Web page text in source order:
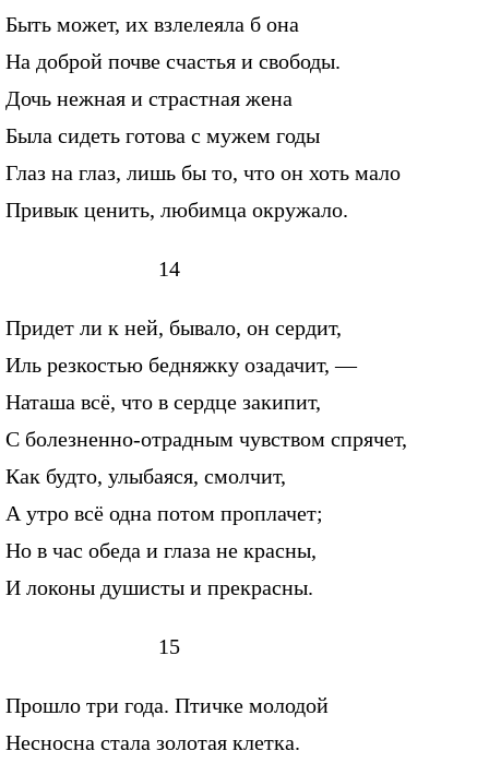
Быть может, их взлелеяла б она
На доброй почве счастья и свободы.
Дочь нежная и страстная жена
Была сидеть готова с мужем годы
Глаз на глаз, лишь бы то, что он хоть мало
Привык ценить, любимца окружало.
14
Придет ли к ней, бывало, он сердит,
Иль резкостью бедняжку озадачит, —
Наташа всё, что в сердце закипит,
С болезненно-отрадным чувством спрячет,
Как будто, улыбаяся, смолчит,
А утро всё одна потом проплачет;
Но в час обеда и глаза не красны,
И локоны душисты и прекрасны.
15
Прошло три года. Птичке молодой
Несносна стала золотая клетка.